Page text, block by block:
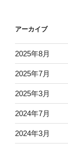
アーカイブ
2025年8月
2025年7月
2025年3月
2024年7月
2024年3月